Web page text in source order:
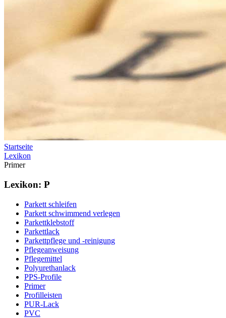
Startseite
Lexikon
Primer
Lexikon: P
Parkett schleifen
Parkett schwimmend verlegen
Parkettklebstoff
Parkettlack
Parkettpflege und -reinigung
Pflegeanweisung
Pflegemittel
Polyurethanlack
PPS-Profile
Primer
Profilleisten
PUR-Lack
PVC